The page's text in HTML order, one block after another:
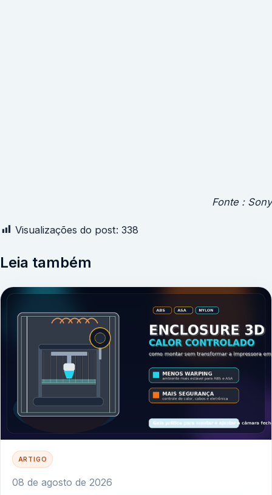
Fonte : Sony
Visualizações do post: 338
Leia também
ARTIGO
08 de agosto de 2026